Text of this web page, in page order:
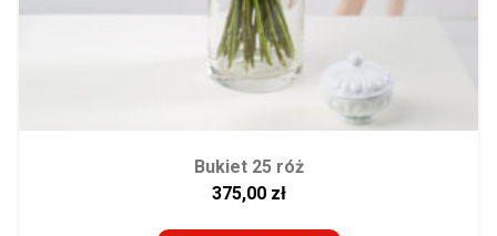
Bukiet 25 róż
375,00 zł